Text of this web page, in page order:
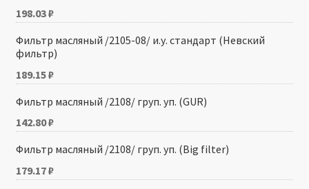
198.03₽
Фильтр масляный /2105-08/ и.у. стандарт (Невский
фильтр)
189.15₽
Фильтр масляный /2108/ груп. уп. (GUR)
142.80₽
Фильтр масляный /2108/ груп. уп. (Big filter)
179.17₽